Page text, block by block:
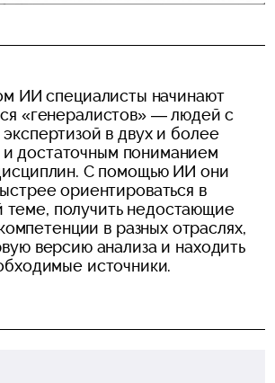
ИИ специалисты начинают
«генералистов» — людей с
экспертизой в двух и более
и достаточным пониманием
С помощью ИИ они
ориентироваться в
теме, получить недостающие
в разных отраслях,
версию анализа и находить
источники.